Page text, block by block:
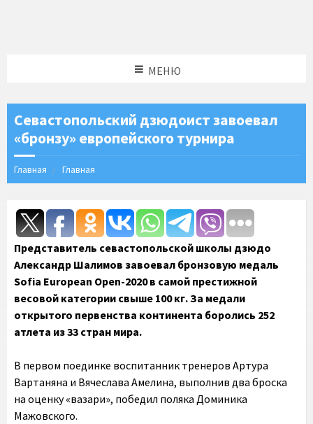
МЕНЮ
Севастопольский дзюдоист завоевал
«бронзу» европейского турнира
Главная Главная
Представитель севастопольской школы дзюдо
Александр Шалимов завоевал бронзовую медаль
Sofia European Open-2020 в самой престижной
весовой категории свыше 100 кг. За медали
открытого первенства континента боролись 252
атлета из 33 стран мира.
В первом поединке воспитанник тренеров Артура
Вартаняна и Вячеслава Амелина, выполнив два броска
на оценку «вазари», победил поляка Доминика
Мажовского.